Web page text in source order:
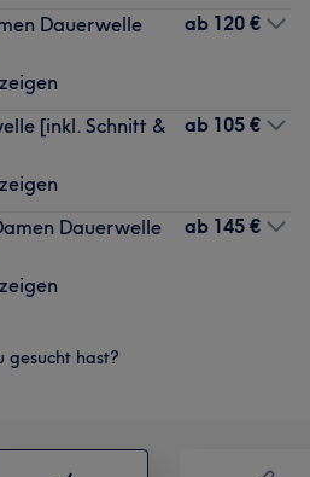
Dauerwelle
ab 120 €
[inkl. Schnitt &
ab 105 €
Dauerwelle
ab 145 €
gesucht hast?